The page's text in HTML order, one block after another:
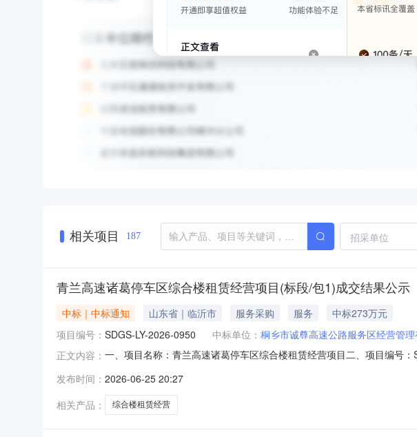
相关项目 187 招采单位
青兰高速诸葛停车区综合楼租赁经营项目(标段/包1)成交结果公示
中标｜中标通知 山东省｜临沂市 服务采购 服务
中标273万元
项目编号： SDGS-LY-2026-0950 中标单位： 桐乡市诚尊高速公路服务区经营管理
正文内容： 一、项目名称：青兰高速诸葛停车区综合楼租赁经营项目二、项目编号
诸葛停车区综合楼租赁经营项目273.00000000万元七、联系方式1、采
发布时间： 2026-06-25 20:27
相关产品：
综合楼租赁经营